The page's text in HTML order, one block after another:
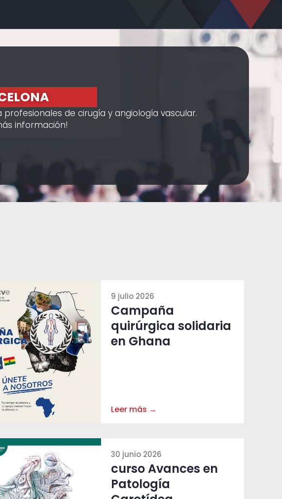
de cirugía y angiología vascular.
información!
9 julio 2026
Campaña
quirúrgica solidaria
en Ghana
Leer más →
30 junio 2026
curso Avances en
Patología